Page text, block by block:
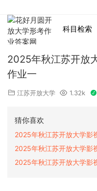
科目检索
2025年秋江苏开放
作业一
江苏开放大学 1.32k
猜你喜欢
2025年秋江苏开放大学
2025年秋江苏开放大学影
2025年秋江苏开放大学